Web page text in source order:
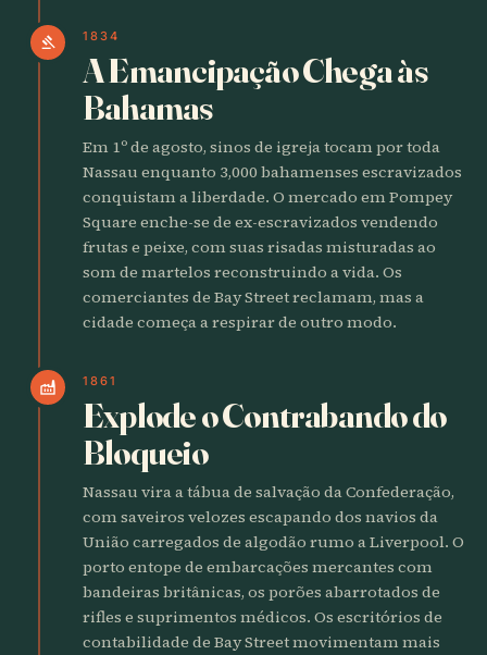
gavel 1834
A Emancipação Chega às
Bahamas
Em 1º de agosto, sinos de igreja tocam por toda
Nassau enquanto 3,000 bahamenses escravizados
conquistam a liberdade. O mercado em Pompey
Square enche-se de ex-escravizados vendendo
frutas e peixe, com suas risadas misturadas ao
som de martelos reconstruindo a vida. Os
comerciantes de Bay Street reclamam, mas a
cidade começa a respirar de outro modo.
factory 1861
Explode o Contrabando do
Bloqueio
Nassau vira a tábua de salvação da Confederação,
com saveiros velozes escapando dos navios da
União carregados de algodão rumo a Liverpool. O
porto entope de embarcações mercantes com
bandeiras britânicas, os porões abarrotados de
rifles e suprimentos médicos. Os escritórios de
contabilidade de Bay Street movimentam mais